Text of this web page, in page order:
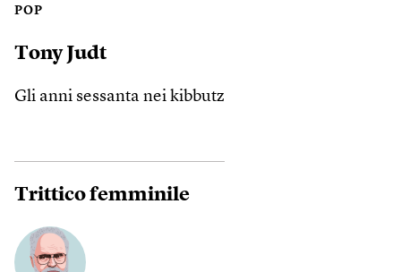
POP
Tony Judt
Gli anni sessanta nei kibbutz
Trittico femminile